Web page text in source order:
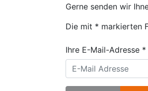
Gerne senden wir
Die mit * markierten
Ihre E-Mail-Adresse *